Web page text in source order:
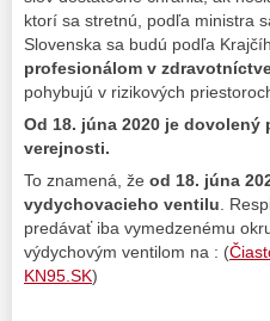
ktorí sa stretnú, podľa ministra
Slovenska sa budú podľa
profesionálom v
pohybujú v rizikových
Od 18. júna 2020 je
verejnosti.
To znamená, že od 18. júna
vydychovacieho ventilu.
predávať iba vymedzenému
výdychovým ventilom na : (
KN95.SK)